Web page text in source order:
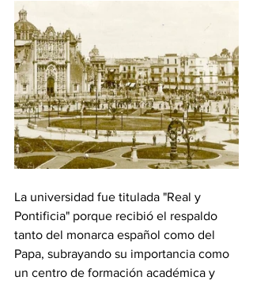
La universidad fue titulada "Real y
Pontificia" porque recibió el respaldo
tanto del monarca español como del
Papa, subrayando su importancia como
un centro de formación académica y